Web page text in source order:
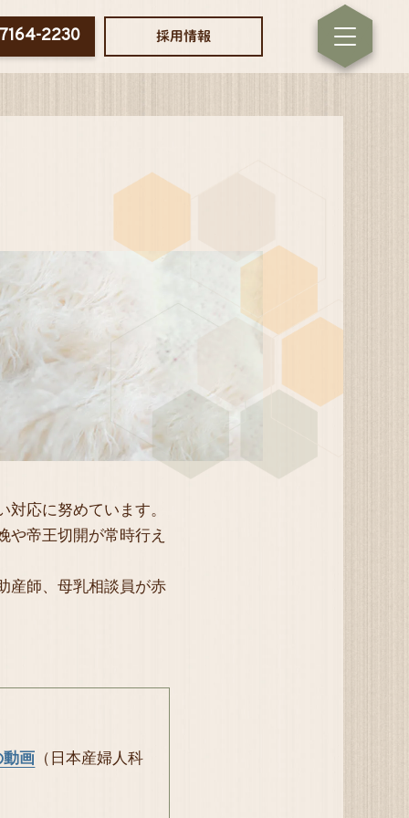
2230 採用情報
応に努めています。
や帝王切開が常時行え
産師、母乳相談員が赤
動画 （日本産婦人科